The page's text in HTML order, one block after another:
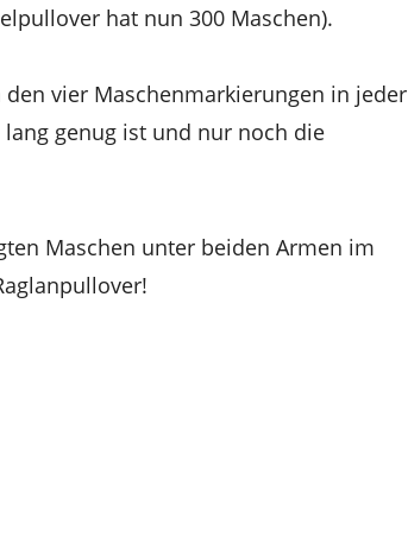
hat nun 300 Maschen).
vier Maschenmarkierungen in jeder
genug ist und nur noch die
Maschen unter beiden Armen im